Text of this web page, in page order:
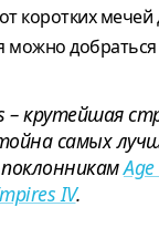
коротких мечей
можно добраться
– крутейшая
самых
IV.